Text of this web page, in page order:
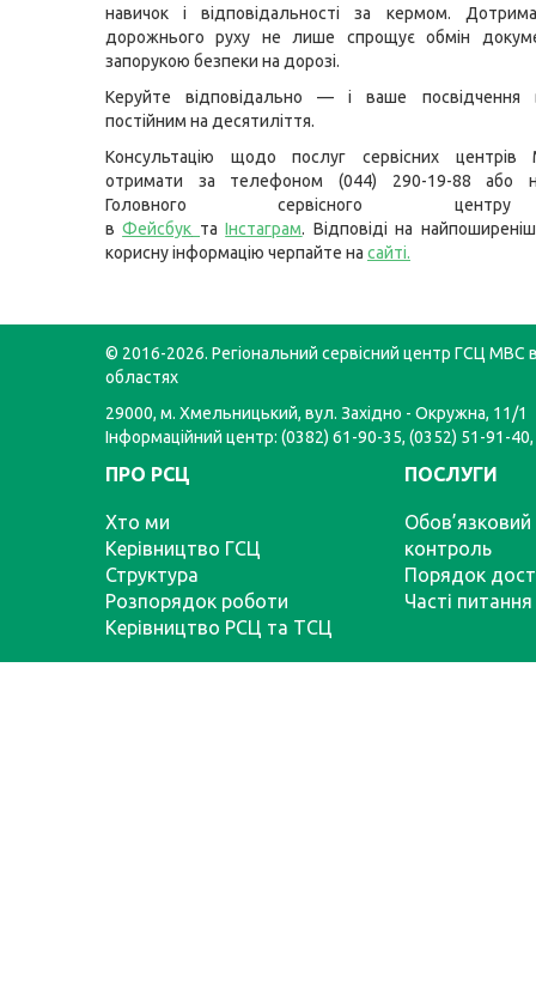
навичок і відповідальності за кермом.
дорожнього руху не лише спрощує обмін
запорукою безпеки на дорозі.
Керуйте відповідально — і ваше посвідчення
постійним на десятиліття.
Консультацію щодо послуг сервісних
отримати за телефоном (044) 290-19-88 або
Головного сервісного
вФейсбук таІнстаграм. Відповіді на
корисну інформацію черпайте на сайті.
© 2016-2026. Регіональний сервісний центр ГСЦ МВС
областях
29000, м. Хмельницький, вул. Західно - Окружна, 11/1
Інформаційний центр: (0382) 61-90-35, (0352) 51-91-
ПРО РСЦ
Хто ми
Керівництво ГСЦ
Структура
Розпорядок роботи
Керівництво РСЦ та ТСЦ
ПОСЛУГИ
Обов’язковий
контроль
Порядок
Часті питання